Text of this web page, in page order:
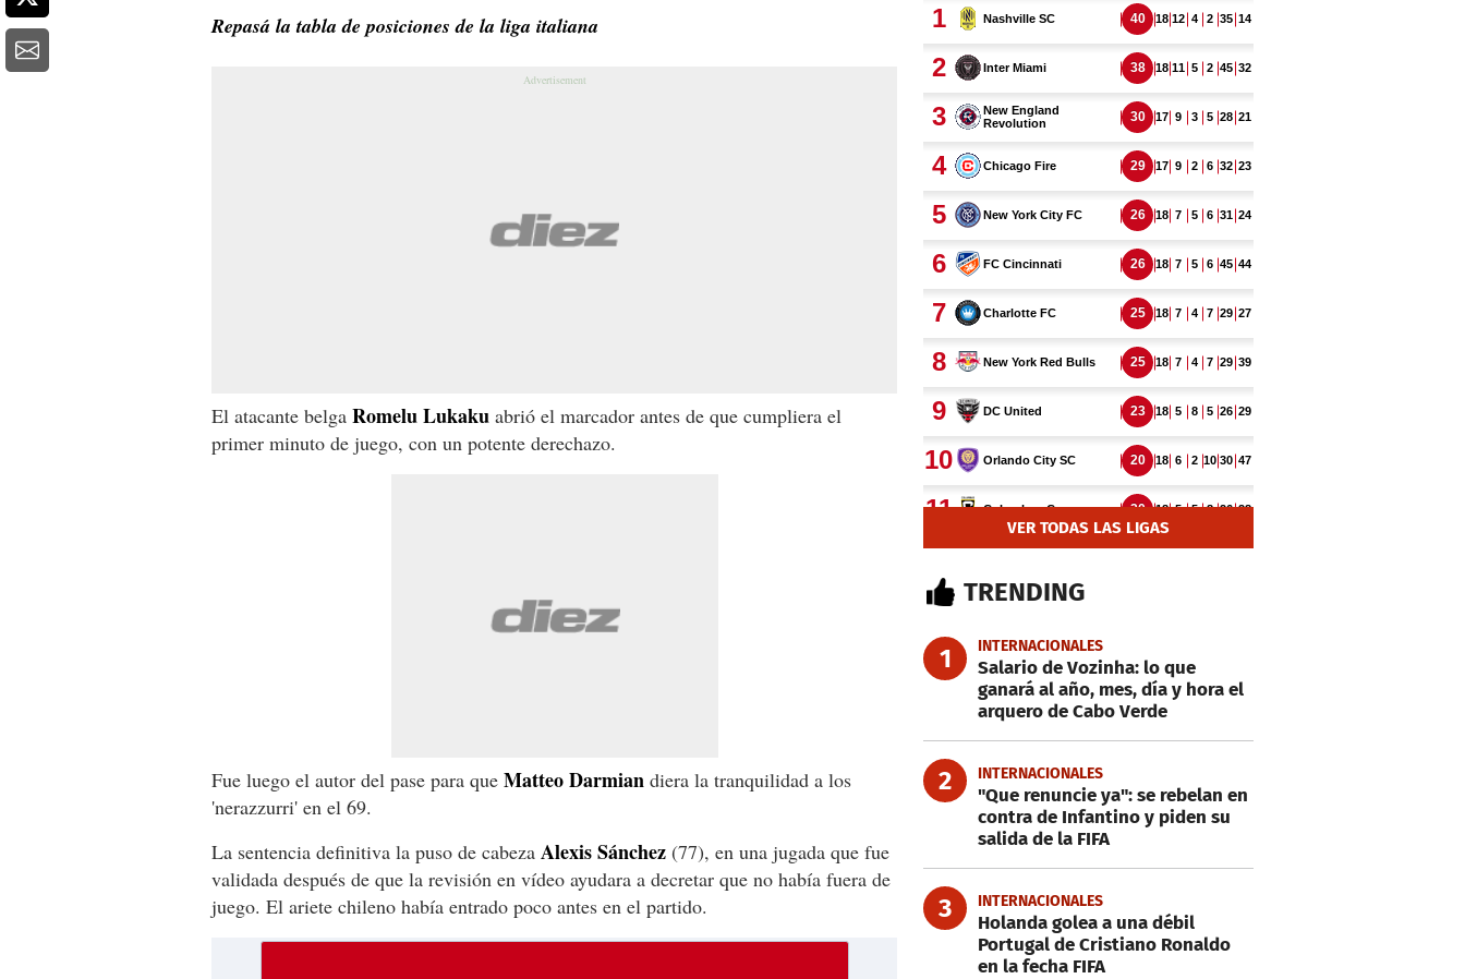
Repasá la tabla de posiciones de la liga italiana
El atacante belga Romelu Lukaku abrió el marcador antes de que cumpliera el
primer minuto de juego, con un potente derechazo.
Fue luego el autor del pase para que Matteo Darmian diera la tranquilidad a los
'nerazzurri' en el 69.
La sentencia definitiva la puso de cabeza Alexis Sánchez (77), en una jugada que fue
validada después de que la revisión en vídeo ayudara a decretar que no había fuera de
juego. El ariete chileno había entrado poco antes en el partido.
VER TODAS LAS LIGAS
TRENDING
1 INTERNACIONALES
Salario de Vozinha: lo que
ganará al año, mes, día y hora el
arquero de Cabo Verde
2 INTERNACIONALES
"Que renuncie ya": se rebelan en
contra de Infantino y piden su
salida de la FIFA
3 INTERNACIONALES
Holanda golea a una débil
Portugal de Cristiano Ronaldo
en la fecha FIFA